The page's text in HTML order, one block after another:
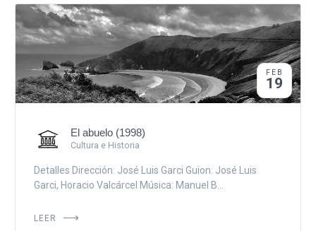
FEB
19
El abuelo (1998)
Cultura e Historia
Detalles Dirección: José Luis Garci Guion: José Luis
Garci, Horacio Valcárcel Música: Manuel B...
LEER